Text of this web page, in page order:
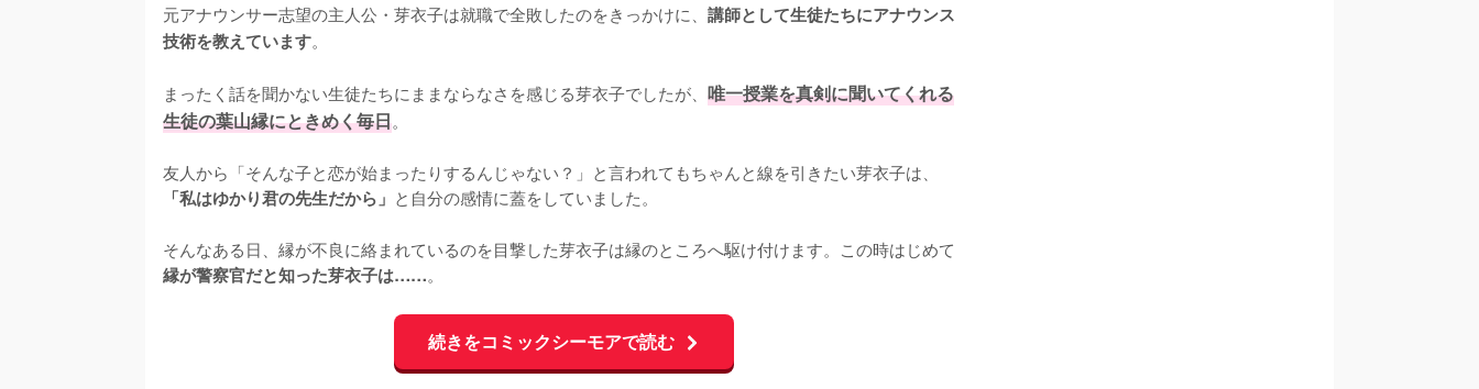
元アナウンサー志望の主人公・芽衣子は就職で全敗したのをきっかけに、 講師として生徒たちにアナウンス
技術を教えています。
まったく話を聞かない生徒たちにままならなさを感じる芽衣子でしたが、 唯一授業を真剣に聞いてくれる
生徒の葉山縁にときめく毎日。
友人から「そんな子と恋が始まったりするんじゃない？」と言われてもちゃんと線を引きたい芽衣子は、
「私はゆかり君の先生だから」 と自分の感情に蓋をしていました。
そんなある日、縁が不良に絡まれているのを目撃した芽衣子は縁のところへ駆け付けます。この時はじめて
縁が警察官だと知った芽衣子は……。
続きをコミックシーモアで読む